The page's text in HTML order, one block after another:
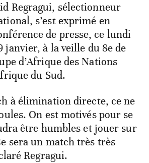
Regragui, sélectionneur
s’est exprimé en
de presse, ce lundi
janvier, à la veille du 8e de
d’Afrique des Nations
du Sud.
à élimination directe, ce ne
On est motivés pour se
être humbles et jouer sur
sera un match très très
Regragui.